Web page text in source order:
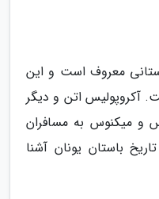
معروف است و این
آکروپولیس اتن و دیگر
و میکنوس به مسافران
باستان یونان آشنا